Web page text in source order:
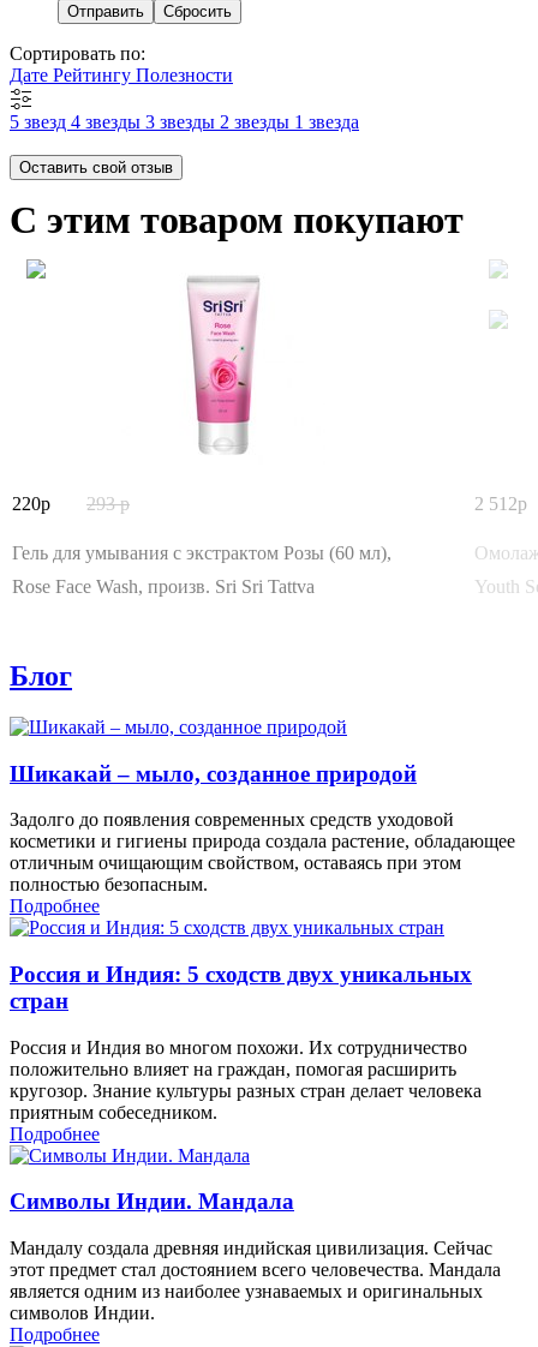
Сбросить
Сортировать по:
Дате Рейтингу Полезности
5 звезд 4 звезды 3 звезды 2 звезды 1 звезда
Оставить свой отзыв
С этим товаром покупают
220 293
Гель для умывания с экстрактом Розы (60 мл),
Rose Face Wash, произв. Sri Sri Tattva
2 512
Youth
Блог
Шикакай – мыло, созданное природой
Задолго до появления современных средств уходовой
косметики и гигиены природа создала растение, обладающее
отличным очищающим свойством, оставаясь при этом
полностью безопасным.
Подробнее
Россия и Индия: 5 сходств двух уникальных
стран
Россия и Индия во многом похожи. Их сотрудничество
положительно влияет на граждан, помогая расширить
кругозор. Знание культуры разных стран делает человека
приятным собеседником.
Подробнее
Символы Индии. Мандала
Мандалу создала древняя индийская цивилизация. Сейчас
этот предмет стал достоянием всего человечества. Мандала
является одним из наиболее узнаваемых и оригинальных
символов Индии.
Подробнее